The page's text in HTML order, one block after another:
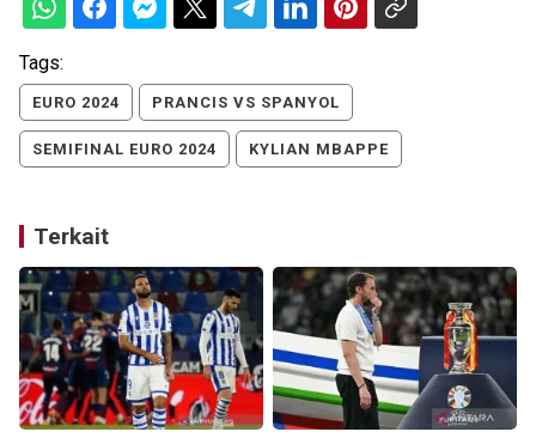
Tags:
EURO 2024 PRANCIS VS SPANYOL
SEMIFINAL EURO 2024 KYLIAN MBAPPE
Terkait